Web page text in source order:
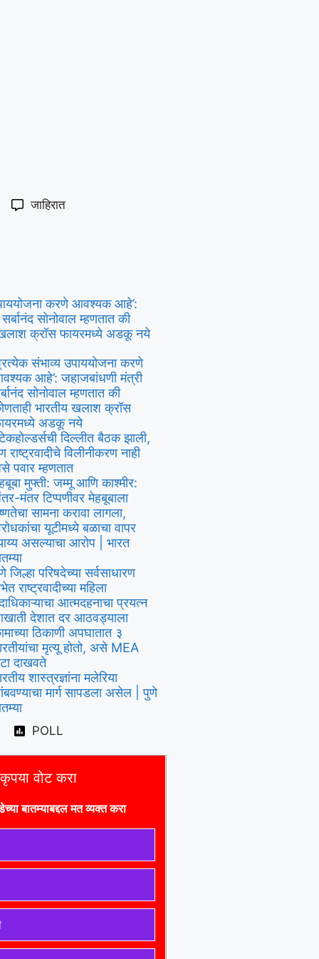
जाहिरात
करणे आवश्यक आहे’:
सोनोवाल म्हणतात की
खलाश क्रॉस फायरमध्ये अडकू नये
संभाव्य उपाययोजना करणे
आहे’: जहाजबांधणी मंत्री
सोनोवाल म्हणतात की
भारतीय खलाश क्रॉस
अडकू नये
दिल्लीत बैठक झाली,
राष्ट्रवादीचे विलीनीकरण नाही
पवार म्हणतात
मुफ्ती: जम्मू आणि काश्मीर:
मंतर टिप्पणीवर मेहबूबाला
सामना करावा लागला,
यूटीमध्ये बळाचा वापर
असल्याचा आरोप | भारत
जिल्हा परिषदेच्या सर्वसाधारण
राष्ट्रवादीच्या महिला
आत्मदहनाचा प्रयत्न
देशात दर आठवड्याला
ठिकाणी अपघातात ३
मृत्यू होतो, असे MEA
दाखवते
शास्त्रज्ञांना मलेरिया
मार्ग सापडला असेल | पुणे
POLL
कृपया वोट करा
च्या बातम्याबद्दल मत व्यक्त करा